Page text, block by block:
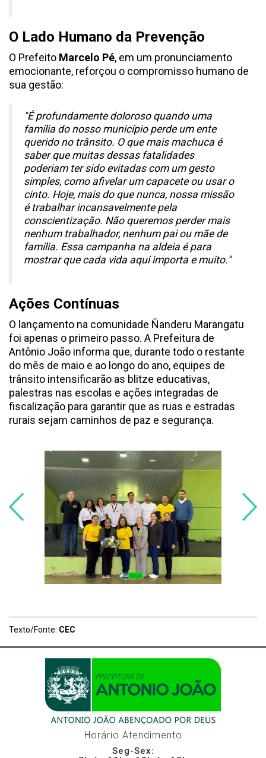
O Lado Humano da Prevenção
O Prefeito Marcelo Pé, em um pronunciamento
emocionante, reforçou o compromisso humano de
sua gestão:
"É profundamente doloroso quando uma
família do nosso município perde um ente
querido no trânsito. O que mais machuca é
saber que muitas dessas fatalidades
poderiam ter sido evitadas com um gesto
simples, como afivelar um capacete ou usar o
cinto. Hoje, mais do que nunca, nossa missão
é trabalhar incansavelmente pela
conscientização. Não queremos perder mais
nenhum trabalhador, nenhum pai ou mãe de
família. Essa campanha na aldeia é para
mostrar que cada vida aqui importa e muito."
Ações Contínuas
O lançamento na comunidade Ñanderu Marangatu
foi apenas o primeiro passo. A Prefeitura de
Antônio João informa que, durante todo o restante
do mês de maio e ao longo do ano, equipes de
trânsito intensificarão as blitze educativas,
palestras nas escolas e ações integradas de
fiscalização para garantir que as ruas e estradas
rurais sejam caminhos de paz e segurança.
Texto/Fonte: CEC
Horário Atendimento
Seg-Sex: